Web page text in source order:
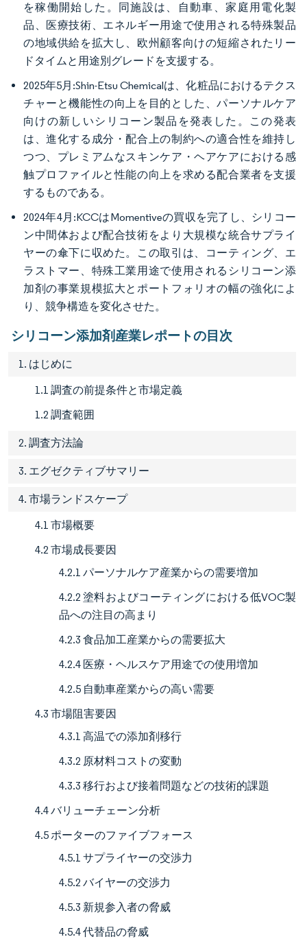
を稼働開始した。同施設は、自動車、家庭用電化製
品、医療技術、エネルギー用途で使用される特殊製品
の地域供給を拡大し、欧州顧客向けの短縮されたリー
ドタイムと用途別グレードを支援する。
2025年5月:Shin-Etsu Chemicalは、化粧品におけるテクス
チャーと機能性の向上を目的とした、パーソナルケア
向けの新しいシリコーン製品を発表した。この発表
は、進化する成分・配合上の制約への適合性を維持し
つつ、プレミアムなスキンケア・ヘアケアにおける感
触プロファイルと性能の向上を求める配合業者を支援
するものである。
2024年4月:KCCはMomentiveの買収を完了し、シリコー
ン中間体および配合技術をより大規模な統合サプライ
ヤーの傘下に収めた。この取引は、コーティング、エ
ラストマー、特殊工業用途で使用されるシリコーン添
加剤の事業規模拡大とポートフォリオの幅の強化によ
り、競争構造を変化させた。
シリコーン添加剤産業レポートの目次
1. はじめに
1.1 調査の前提条件と市場定義
1.2 調査範囲
2. 調査方法論
3. エグゼクティブサマリー
4. 市場ランドスケープ
4.1 市場概要
4.2 市場成長要因
4.2.1 パーソナルケア産業からの需要増加
4.2.2 塗料およびコーティングにおける低VOC製
品への注目の高まり
4.2.3 食品加工産業からの需要拡大
4.2.4 医療・ヘルスケア用途での使用増加
4.2.5 自動車産業からの高い需要
4.3 市場阻害要因
4.3.1 高温での添加剤移行
4.3.2 原材料コストの変動
4.3.3 移行および接着問題などの技術的課題
4.4 バリューチェーン分析
4.5 ポーターのファイブフォース
4.5.1 サプライヤーの交渉力
4.5.2 バイヤーの交渉力
4.5.3 新規参入者の脅威
4.5.4 代替品の脅威